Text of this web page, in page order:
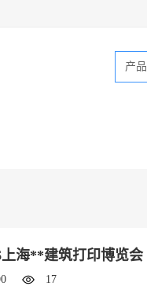
产品
海**建筑打印博览会
17